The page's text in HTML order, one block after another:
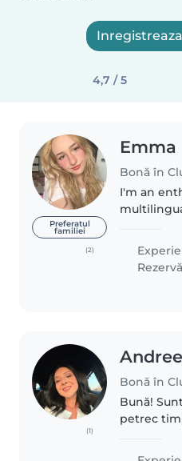
4,7 / 5
Preferatul
familiei
(2)
Emma
Bonă în
I'm an
for
babies to
(1)
Bonă în
Bună!
petrec